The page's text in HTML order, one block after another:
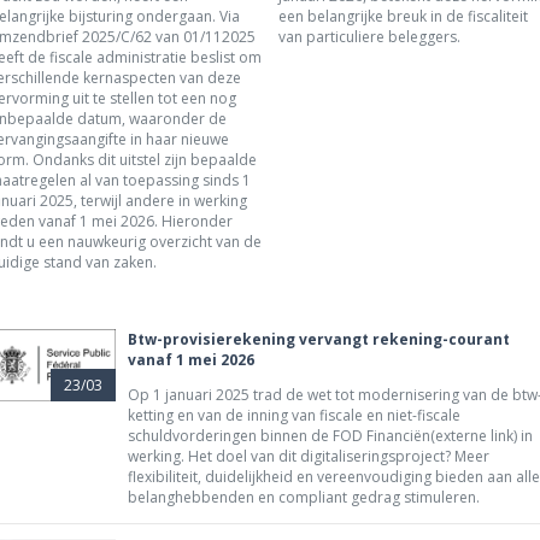
bijsturing ondergaan. Via
2025/C/62 van 01/112025
de fiscale administratie beslist om
kernaspecten van deze
uit te stellen tot een nog
datum, waaronder de
in haar nieuwe
Ondanks dit uitstel zijn bepaalde
al van toepassing sinds 1
2025, terwijl andere in werking
vanaf 1 mei 2026. Hieronder
u een nauwkeurig overzicht van de
stand van zaken.
een belangrijke breuk in de fiscaliteit
van particuliere beleggers.
23/03
Btw-provisierekening vervangt rekening-courant
vanaf 1 mei 2026
Op 1 januari 2025 trad de wet tot modernisering van de
ketting en van de inning van fiscale en niet-fiscale
schuldvorderingen binnen de FOD Financiën(externe link) in
werking. Het doel van dit digitaliseringsproject? Meer
flexibiliteit, duidelijkheid en vereenvoudiging bieden aan alle
belanghebbenden en compliant gedrag stimuleren.